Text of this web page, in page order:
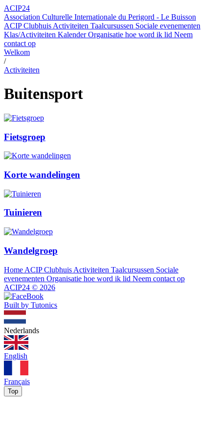
ACIP24
Association Culturelle Internationale du Perigord - Le Buisson
ACIP Clubhuis Activiteiten Taalcursussen Sociale evenementen
Klas/Activiteiten KalenderOrganisatie hoe word ik lid Neem
contact op
Welkom
/
Activiteiten
Buitensport
Fietsgroep
Korte wandelingen
Tuinieren
Wandelgroep
Home ACIP Clubhuis Activiteiten Taalcursussen Sociale
evenementen Organisatie hoe word ik lid Neem contact op
ACIP24 © 2026
Built by Tutonics
Nederlands
English
Français
Top